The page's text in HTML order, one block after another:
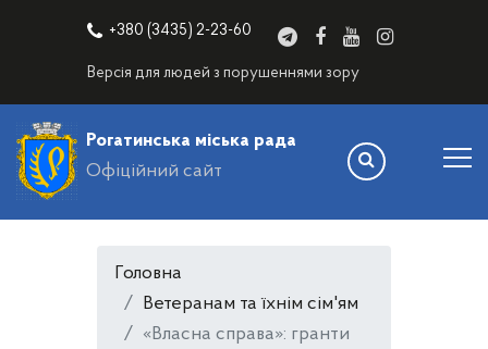
+380 (3435) 2-23-60
Версія для людей з порушеннями зору
Рогатинська міська рада
Офіційний сайт
Головна
Ветеранам та їхнім сім'ям
«Власна справа»: гранти